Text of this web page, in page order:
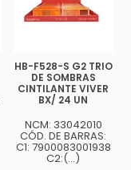
HB-F528-S G2 TRIO
DE SOMBRAS
CINTILANTE VIVER
BX/ 24 UN
NCM: 33042010
CÓD. DE BARRAS:
C1: 7900083001938
C2:(...)